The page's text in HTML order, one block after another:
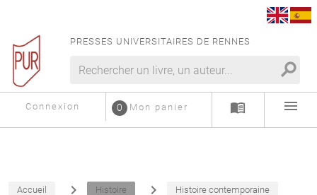
PRESSES UNIVERSITAIRES DE RENNES
search
Connexion Mon panier
0 menu_book menu
Accueil navigate_next Histoire navigate_next Histoire contemporaine